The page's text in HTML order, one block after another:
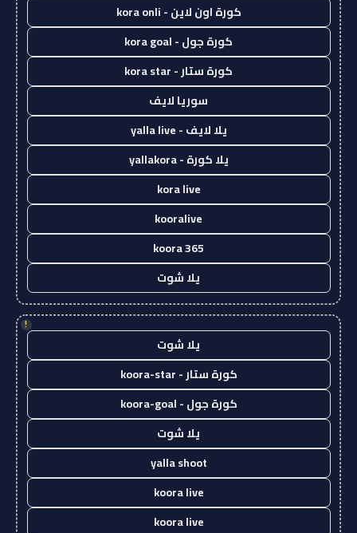
كورة اون لاين - kora onli
كورة جول - kora goal
كورة ستار - kora star
سوريا لايف
يلا لايف - yalla live
يلا كورة - yallakora
kora live
kooralive
koora 365
يلا شوت
!
يلا شوت
كورة ستار - koora-star
كورة جول - koora-goal
يلا شوت
yalla shoot
koora live
koora live